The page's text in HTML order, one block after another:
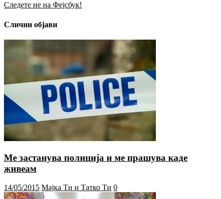
Следете не на Фејсбук!
Слични објави
Ме застанува полиција и ме прашува каде
живеам
14/05/2015 Мајка Ти и Татко Ти 0